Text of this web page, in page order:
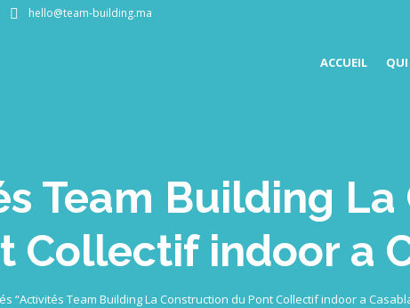
hello@team-building.ma
ACCUEIL
Team Building
Collectif indoor a
“Activités Team Building La Construction du Pont Collectif indoor a